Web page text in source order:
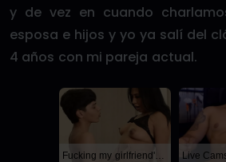
y de vez en cuando
esposa e hijos y yo ya salí del
4 años con mi pareja actual.
Fucking my girlfriend's hot mommy by mistake